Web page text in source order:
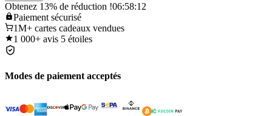
Obtenez 13% de réduction !06:58:12
Paiement sécurisé
1M+ cartes cadeaux vendues
1 000+ avis 5 étoiles
Modes de paiement acceptés